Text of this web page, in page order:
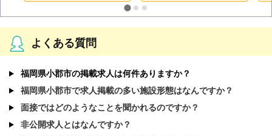
よくある質問
福岡県小郡市の掲載求人は何件ありますか？
福岡県小郡市で求人掲載の多い施設形態はなんですか？
面接ではどのようなことを聞かれるのですか？
非公開求人とはなんですか？